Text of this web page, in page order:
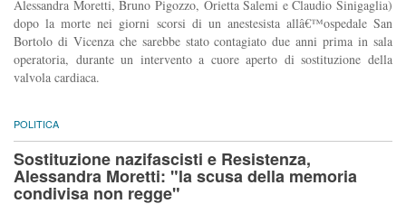
Alessandra Moretti, Bruno Pigozzo, Orietta Salemi e Claudio Sinigaglia)
dopo la morte nei giorni scorsi di un anestesista allâ€™ospedale San
Bortolo di Vicenza che sarebbe stato contagiato due anni prima in sala
operatoria, durante un intervento a cuore aperto di sostituzione della
valvola cardiaca.
POLITICA
Sostituzione nazifascisti e Resistenza,
Alessandra Moretti: "la scusa della memoria
condivisa non regge"